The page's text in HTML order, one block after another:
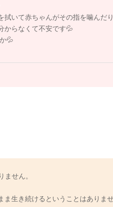
いて赤ちゃんがその指を噛んだ
からなくて不安です💦
💦
せん。
ま生き続けるということはありま